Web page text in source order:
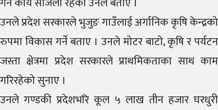
उनले प्रदेश सरकारले भुजुङ गाउँलाई अर्गानिक कृषि केन्द्रको
रुपमा विकास गर्ने बताए । उनले मोटर बाटो, कृषि र पर्यटन
जस्ता क्षेत्रमा प्रदेश सरकारले प्राथमिकताका साथ काम
गरिरहेको सुनाए ।
उनले गण्डकी प्रदेशभरि कूल ५ लाख तीन हजार घरधुरी